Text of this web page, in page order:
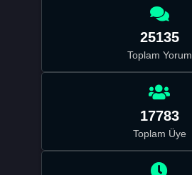
25135
Toplam Yorum
17783
Toplam Üye